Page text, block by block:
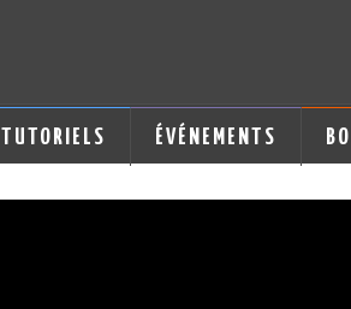
TUTORIELS ÉVÉNEMENTS